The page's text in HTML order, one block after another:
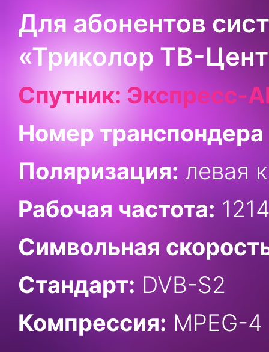
Для абонентов
«Триколор ТВ-
Спутник: Экспресс-
Номер транспондера
Поляризация: левая
Рабочая частота:
Символьная
Стандарт: DVB-S2
Компрессия: MPEG-4